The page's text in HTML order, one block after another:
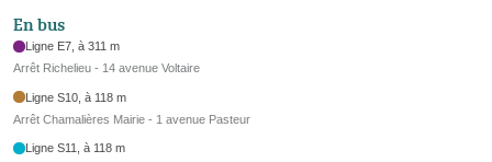
En bus
Ligne E7, à 311 m
Arrêt Richelieu - 14 avenue Voltaire
Ligne S10, à 118 m
Arrêt Chamalières Mairie - 1 avenue Pasteur
Ligne S11, à 118 m